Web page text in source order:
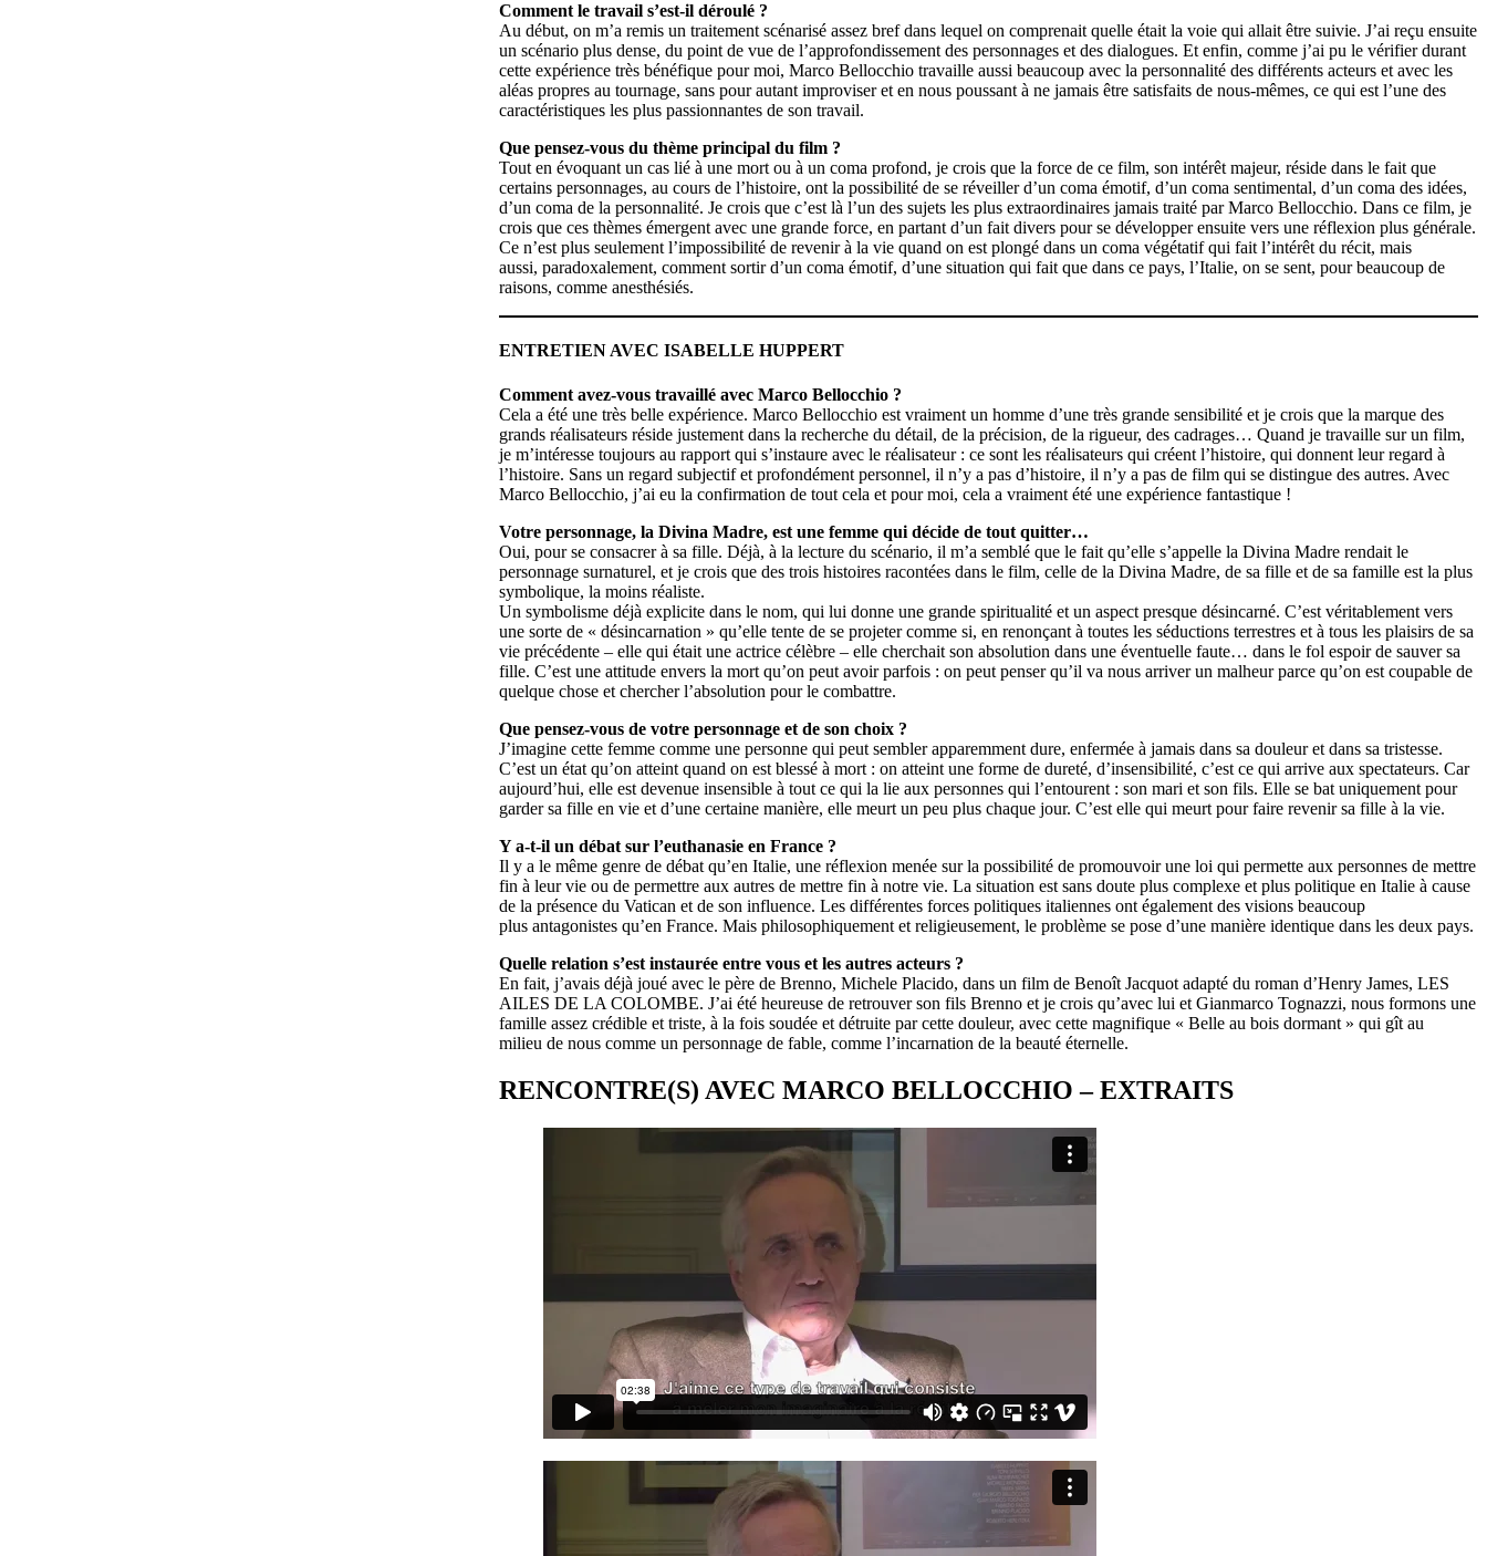
Comment le travail s’est-il déroulé ?
Au début, on m’a remis un traitement scénarisé assez bref dans lequel on comprenait quelle était la voie qui allait être suivie. J’ai reçu ensuite
un scénario plus dense, du point de vue de l’approfondissement des personnages et des dialogues. Et enfin, comme j’ai pu le vérifier durant
cette expérience très bénéfique pour moi, Marco Bellocchio travaille aussi beaucoup avec la personnalité des différents acteurs et avec les
aléas propres au tournage, sans pour autant improviser et en nous poussant à ne jamais être satisfaits de nous-mêmes, ce qui est l’une des
caractéristiques les plus passionnantes de son travail.
Que pensez-vous du thème principal du film ?
Tout en évoquant un cas lié à une mort ou à un coma profond, je crois que la force de ce film, son intérêt majeur, réside dans le fait que
certains personnages, au cours de l’histoire, ont la possibilité de se réveiller d’un coma émotif, d’un coma sentimental, d’un coma des idées,
d’un coma de la personnalité. Je crois que c’est là l’un des sujets les plus extraordinaires jamais traité par Marco Bellocchio. Dans ce film, je
crois que ces thèmes émergent avec une grande force, en partant d’un fait divers pour se développer ensuite vers une réflexion plus générale.
Ce n’est plus seulement l’impossibilité de revenir à la vie quand on est plongé dans un coma végétatif qui fait l’intérêt du récit, mais
aussi, paradoxalement, comment sortir d’un coma émotif, d’une situation qui fait que dans ce pays, l’Italie, on se sent, pour beaucoup de
raisons, comme anesthésiés.
ENTRETIEN AVEC ISABELLE HUPPERT
Comment avez-vous travaillé avec Marco Bellocchio ?
Cela a été une très belle expérience. Marco Bellocchio est vraiment un homme d’une très grande sensibilité et je crois que la marque des
grands réalisateurs réside justement dans la recherche du détail, de la précision, de la rigueur, des cadrages… Quand je travaille sur un film,
je m’intéresse toujours au rapport qui s’instaure avec le réalisateur : ce sont les réalisateurs qui créent l’histoire, qui donnent leur regard à
l’histoire. Sans un regard subjectif et profondément personnel, il n’y a pas d’histoire, il n’y a pas de film qui se distingue des autres. Avec
Marco Bellocchio, j’ai eu la confirmation de tout cela et pour moi, cela a vraiment été une expérience fantastique !
Votre personnage, la Divina Madre, est une femme qui décide de tout quitter…
Oui, pour se consacrer à sa fille. Déjà, à la lecture du scénario, il m’a semblé que le fait qu’elle s’appelle la Divina Madre rendait le
personnage surnaturel, et je crois que des trois histoires racontées dans le film, celle de la Divina Madre, de sa fille et de sa famille est la plus
symbolique, la moins réaliste.
Un symbolisme déjà explicite dans le nom, qui lui donne une grande spiritualité et un aspect presque désincarné. C’est véritablement vers
une sorte de « désincarnation » qu’elle tente de se projeter comme si, en renonçant à toutes les séductions terrestres et à tous les plaisirs de sa
vie précédente – elle qui était une actrice célèbre – elle cherchait son absolution dans une éventuelle faute… dans le fol espoir de sauver sa
fille. C’est une attitude envers la mort qu’on peut avoir parfois : on peut penser qu’il va nous arriver un malheur parce qu’on est coupable de
quelque chose et chercher l’absolution pour le combattre.
Que pensez-vous de votre personnage et de son choix ?
J’imagine cette femme comme une personne qui peut sembler apparemment dure, enfermée à jamais dans sa douleur et dans sa tristesse.
C’est un état qu’on atteint quand on est blessé à mort : on atteint une forme de dureté, d’insensibilité, c’est ce qui arrive aux spectateurs. Car
aujourd’hui, elle est devenue insensible à tout ce qui la lie aux personnes qui l’entourent : son mari et son fils. Elle se bat uniquement pour
garder sa fille en vie et d’une certaine manière, elle meurt un peu plus chaque jour. C’est elle qui meurt pour faire revenir sa fille à la vie.
Y a-t-il un débat sur l’euthanasie en France ?
Il y a le même genre de débat qu’en Italie, une réflexion menée sur la possibilité de promouvoir une loi qui permette aux personnes de mettre
fin à leur vie ou de permettre aux autres de mettre fin à notre vie. La situation est sans doute plus complexe et plus politique en Italie à cause
de la présence du Vatican et de son influence. Les différentes forces politiques italiennes ont également des visions beaucoup
plus antagonistes qu’en France. Mais philosophiquement et religieusement, le problème se pose d’une manière identique dans les deux pays.
Quelle relation s’est instaurée entre vous et les autres acteurs ?
En fait, j’avais déjà joué avec le père de Brenno, Michele Placido, dans un film de Benoît Jacquot adapté du roman d’Henry James, LES
AILES DE LA COLOMBE. J’ai été heureuse de retrouver son fils Brenno et je crois qu’avec lui et Gianmarco Tognazzi, nous formons une
famille assez crédible et triste, à la fois soudée et détruite par cette douleur, avec cette magnifique « Belle au bois dormant » qui gît au
milieu de nous comme un personnage de fable, comme l’incarnation de la beauté éternelle.
RENCONTRE(S) AVEC MARCO BELLOCCHIO – EXTRAITS